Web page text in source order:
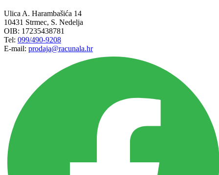
Ulica A. Harambašića 14
10431 Strmec, S. Nedelja
OIB: 17235438781
Tel: 099/490-9208
E-mail: prodaja@racunala.hr